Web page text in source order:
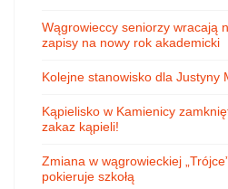
Wągrowieccy seniorzy wracają
zapisy na nowy rok akademicki
Kolejne stanowisko dla Justyny
Kąpielisko w Kamienicy
zakaz kąpieli!
Zmiana w wągrowieckiej
pokieruje szkołą